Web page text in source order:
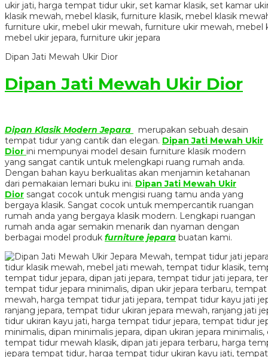
Dipan Jati Mewah Ukir Dior
Dipan Jati Mewah Ukir Dior
Dipan Klasik Modern Jepara
merupakan sebuah desain
tempat tidur yang cantik dan elegan. Dipan Jati Mewah Ukir
Dior ini mempunyai model desain furniture klasik modern
yang sangat cantik untuk melengkapi ruang rumah anda.
Dengan bahan kayu berkualitas akan menjamin ketahanan
dari pemakaian lemari buku ini. Dipan Jati Mewah Ukir
Dior sangat cocok untuk mengisi ruang tamu anda yang
bergaya klasik. Sangat cocok untuk mempercantik ruangan
rumah anda yang bergaya klasik modern. Lengkapi ruangan
rumah anda agar semakin menarik dan nyaman dengan
berbagai model produk furniture jepara buatan kami.